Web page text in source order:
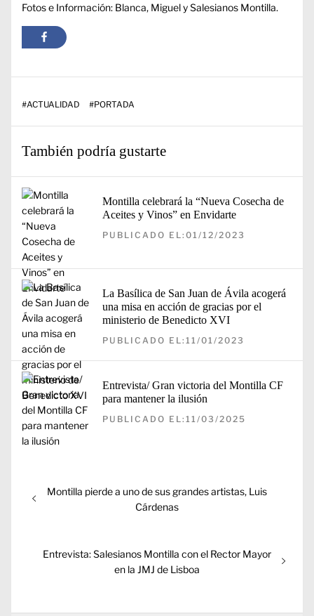
Fotos e Información: Blanca, Miguel y Salesianos Montilla.
#ACTUALIDAD #PORTADA
También podría gustarte
Montilla celebrará la “Nueva Cosecha de
Aceites y Vinos” en Envidarte
PUBLICADO EL:01/12/2023
La Basílica de San Juan de Ávila acogerá
una misa en acción de gracias por el
ministerio de Benedicto XVI
PUBLICADO EL:11/01/2023
Entrevista/ Gran victoria del Montilla CF
para mantener la ilusión
PUBLICADO EL:11/03/2025
de
Entrada
Montilla pierde a uno de sus grandes artistas, Luis
Cárdenas
Entrada
Entrevista: Salesianos Montilla con el Rector Mayor
en la JMJ de Lisboa